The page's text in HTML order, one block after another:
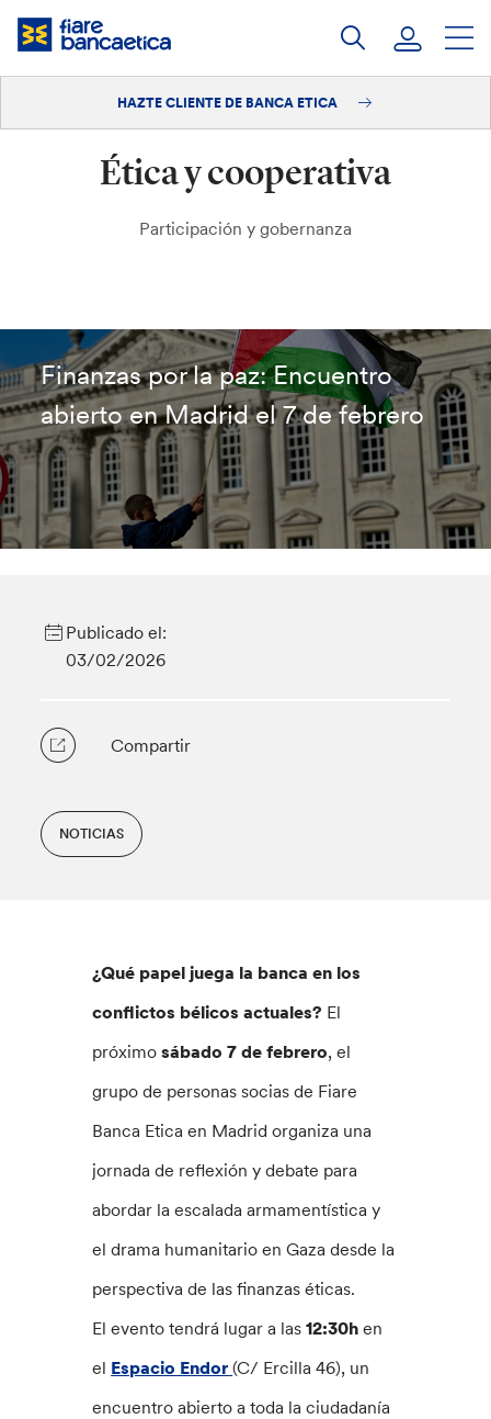
Saltar
Hazte cliente
HAZTE CLIENTE DE BANCA ETICA
Ética y cooperativa
Participación y gobernanza
Finanzas por la paz: Encuentro
abierto en Madrid el 7 de febrero
Publicado el:
03/02/2026
Compartir
NOTICIAS
¿Qué papel juega la banca en los
conflictos bélicos actuales? El
próximosábado 7 de febrero, el
grupo de personas socias de Fiare
Banca Etica en Madrid organiza una
jornada de reflexión y debate para
abordar la escalada armamentística y
el drama humanitario en Gaza desde la
perspectiva de las finanzas éticas.
El evento tendrá lugar a las12:30h en
el Espacio Endor (C/ Ercilla 46), un
encuentro abierto a toda la ciudadanía